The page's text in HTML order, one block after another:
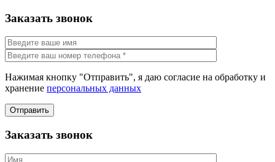
Заказать звонок
Нажимая кнопку "Отправить", я даю согласие на обработку и
хранение персональных данных
Отправить
Заказать звонок